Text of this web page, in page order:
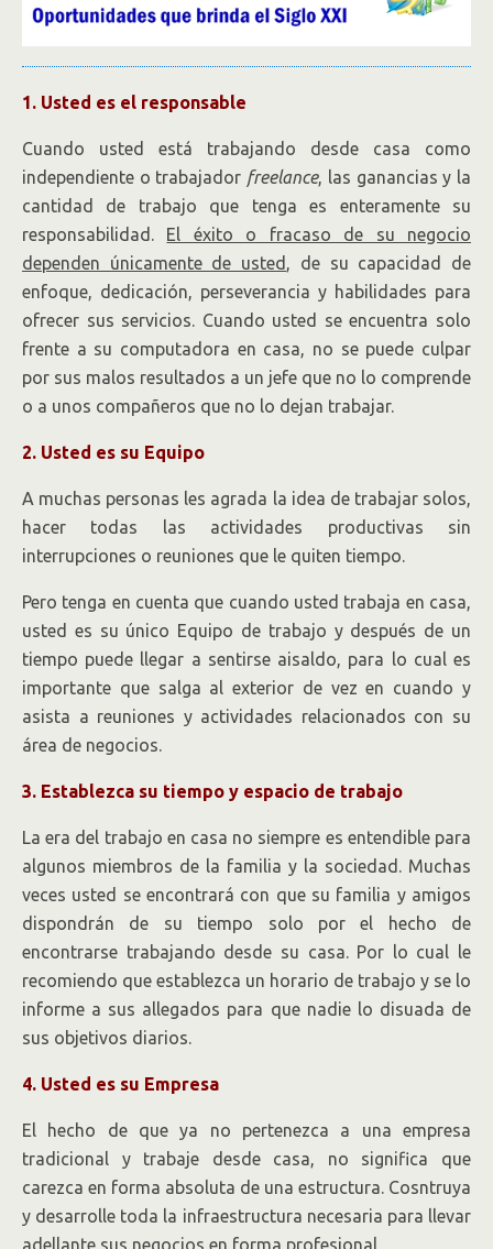
1. Usted es el responsable
Cuando usted está trabajando desde casa como
independiente o trabajador freelance, las ganancias y la
cantidad de trabajo que tenga es enteramente su
responsabilidad. El éxito o fracaso de su negocio
dependen únicamente de usted , de su capacidad de
enfoque, dedicación, perseverancia y habilidades para
ofrecer sus servicios. Cuando usted se encuentra solo
frente a su computadora en casa, no se puede culpar
por sus malos resultados a un jefe que no lo comprende
o a unos compañeros que no lo dejan trabajar.
2. Usted es su Equipo
A muchas personas les agrada la idea de trabajar solos,
hacer todas las actividades productivas sin
interrupciones o reuniones que le quiten tiempo.
Pero tenga en cuenta que cuando usted trabaja en casa,
usted es su único Equipo de trabajo y después de un
tiempo puede llegar a sentirse aisaldo, para lo cual es
importante que salga al exterior de vez en cuando y
asista a reuniones y actividades relacionados con su
área de negocios.
3. Establezca su tiempo y espacio de trabajo
La era del trabajo en casa no siempre es entendible para
algunos miembros de la familia y la sociedad. Muchas
veces usted se encontrará con que su familia y amigos
dispondrán de su tiempo solo por el hecho de
encontrarse trabajando desde su casa. Por lo cual le
recomiendo que establezca un horario de trabajo y se lo
informe a sus allegados para que nadie lo disuada de
sus objetivos diarios.
4. Usted es su Empresa
El hecho de que ya no pertenezca a una empresa
tradicional y trabaje desde casa, no significa que
carezca en forma absoluta de una estructura. Cosntruya
y desarrolle toda la infraestructura necesaria para llevar
adellante sus negocios en forma profesional